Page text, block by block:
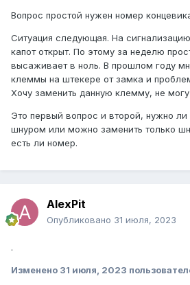
Вопрос простой нужен номер
Ситуация следующая. На
капот открыт. По этому за неделю
высаживает в ноль. В прошлом году
клеммы на штекере от замка и
Хочу заменить данную клемму, не
Это первый вопрос и второй, нужно ли
шнуром или можно заменить только
есть ли номер.
AlexPit
Опубликовано 31 июля, 2023
.
Изменено 31 июля, 2023